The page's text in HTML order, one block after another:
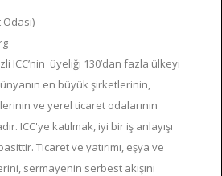
ICC’nin üyeliği 130’dan fazla ülkeyi
en büyük şirketlerinin,
ve yerel ticaret odalarının
ICC'ye katılmak, iyi bir iş anlayışı
Ticaret ve yatırımı, eşya ve
sermayenin serbest akışını